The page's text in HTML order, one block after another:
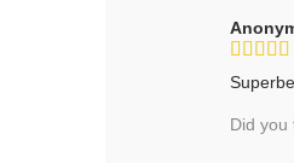
Did you